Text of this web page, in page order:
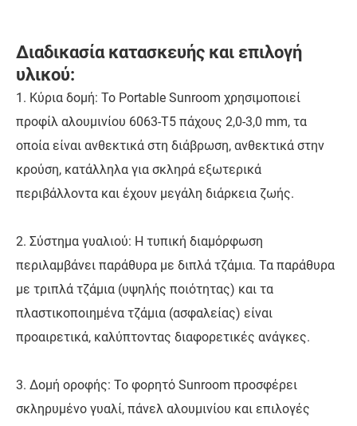
Διαδικασία κατασκευής και επιλογή
υλικού:
1. Κύρια δομή: Το Portable Sunroom χρησιμοποιεί
προφίλ αλουμινίου 6063-T5 πάχους 2,0-3,0 mm, τα
οποία είναι ανθεκτικά στη διάβρωση, ανθεκτικά στην
κρούση, κατάλληλα για σκληρά εξωτερικά
περιβάλλοντα και έχουν μεγάλη διάρκεια ζωής.
2. Σύστημα γυαλιού: Η τυπική διαμόρφωση
περιλαμβάνει παράθυρα με διπλά τζάμια. Τα παράθυρα
με τριπλά τζάμια (υψηλής ποιότητας) και τα
πλαστικοποιημένα τζάμια (ασφαλείας) είναι
προαιρετικά, καλύπτοντας διαφορετικές ανάγκες.
3. Δομή οροφής: Το φορητό Sunroom προσφέρει
σκληρυμένο γυαλί, πάνελ αλουμινίου και επιλογές